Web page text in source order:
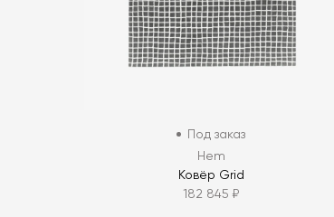
Под заказ
Hem
Ковёр Grid
182 845 ₽